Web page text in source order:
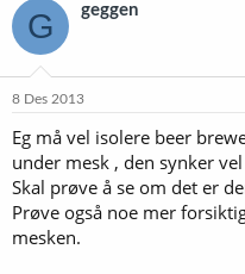
G geggen
8 Des 2013
Eg må vel isolere beer
under mesk , den synker
Skal prøve å se om det er
Prøve også noe mer
mesken.